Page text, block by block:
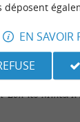
est un lieu
Lon-les-Mines. Il
déposent
EN SAVOIR